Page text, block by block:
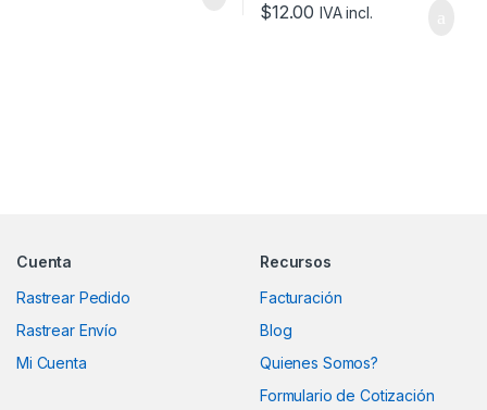
$12.00 IVA incl.
Cuenta
Rastrear Pedido
Rastrear Envío
Mi Cuenta
Recursos
Facturación
Blog
Quienes Somos?
Formulario de Cotización